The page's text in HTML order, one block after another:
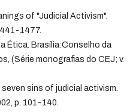
of "Judicial Activism".
1477.
Ética. Brasília:Conselho da
(Série monografias do CEJ; v.
seven sins of judicial activism.
p. 101-140.